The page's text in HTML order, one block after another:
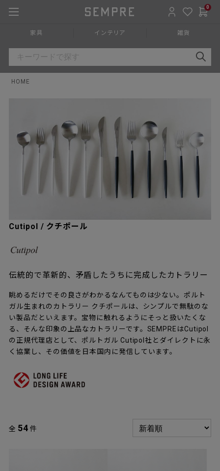
0
家具 インテリア 雑貨
HOME
Cutipol / クチポール
伝統的で革新的、矛盾したうちに完成したカトラリー
眺めるだけでその良さがわかるなんてものは少ない。ポルト
ガル生まれのカトラリー クチポールは、シンプルで無駄のな
い製品だといえます。宝物に触れるようにそっと扱いたくな
る、そんな印象の上品なカトラリーです。SEMPREはCutipol
の正規代理店として、ポルトガル Cutipol社とダイレクトに永
く協業し、その価値を日本国内に発信しています。
全 54 件